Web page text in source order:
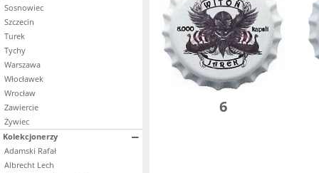
Sosnowiec
Szczecin
Turek
Tychy
Warszawa
Włocławek
Wrocław
Zawiercie
Żywiec
Kolekcjonerzy
Adamski Rafał
Albrecht Lech
6